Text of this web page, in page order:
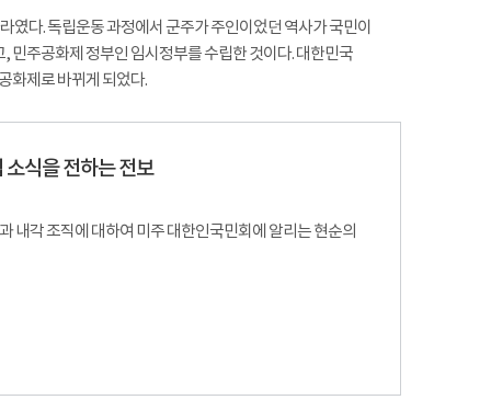
였다. 독립운동 과정에서 군주가 주인이었던 역사가 국민이
민주공화제 정부인 임시정부를 수립한 것이다. 대한민국
화제로 바뀌게 되었다.
식을 전하는 전보
내각 조직에 대하여 미주 대한인국민회에 알리는 현순의